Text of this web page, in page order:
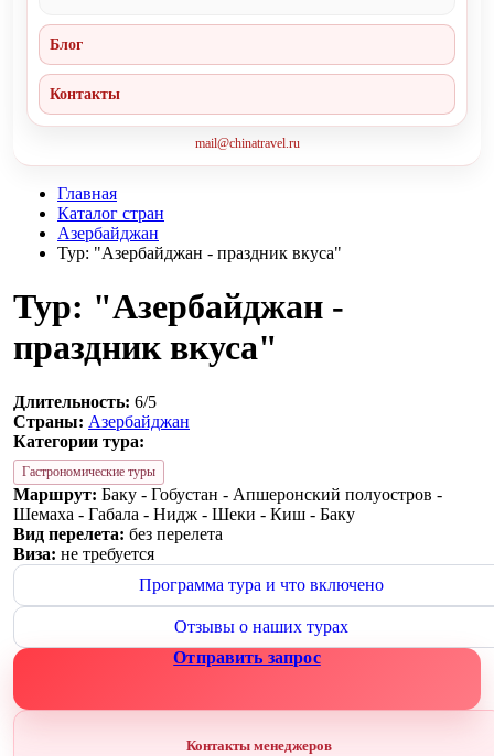
Блог
Контакты
mail@chinatravel.ru
Главная
Каталог стран
Азербайджан
Тур: "Азербайджан - праздник вкуса"
Тур: "Азербайджан -
праздник вкуса"
Длительность: 6/5
Страны: Азербайджан
Категории тура:
Гастрономические туры
Маршрут: Баку - Гобустан - Апшеронский полуостров -
Шемаха - Габала - Нидж - Шеки - Киш - Баку
Вид перелета: без перелета
Виза: не требуется
Программа тура и что включено
Отзывы о наших турах
Отправить запрос
Контакты менеджеров